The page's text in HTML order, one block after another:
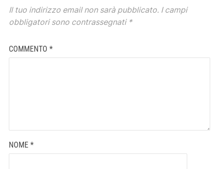
Il tuo indirizzo email non sarà pubblicato. I campi
obbligatori sono contrassegnati *
COMMENTO *
NOME *